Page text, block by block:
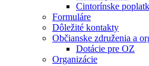
Cintorínske
Formuláre
Dôležité kontakty
Občianske združenia a
Dotácie pre OZ
Organizácie